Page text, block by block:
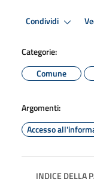
Condividi
Categorie:
Comune
Argomenti:
Accesso
INDICE DELLA